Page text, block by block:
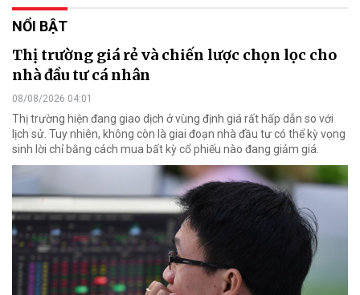
NỔI BẬT
Thị trường giá rẻ và chiến lược chọn lọc cho
nhà đầu tư cá nhân
08/08/2026 04:01
Thị trường hiện đang giao dịch ở vùng định giá rất hấp dẫn so với
lịch sử. Tuy nhiên, không còn là giai đoạn nhà đầu tư có thể kỳ vọng
sinh lời chỉ bằng cách mua bất kỳ cổ phiếu nào đang giảm giá.